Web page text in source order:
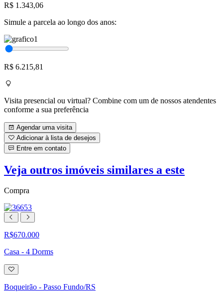
R$ 1.343,06
Simule a parcela ao longo dos anos:
R$ 6.215,81
Visita presencial ou virtual? Combine com um de nossos atendentes
conforme a sua preferência
Agendar uma visita
Adicionar à lista de desejos
Entre em contato
Veja outros imóveis similares a este
Compra
R$670.000
Casa - 4 Dorms
Adicionar
à
lista
de
Boqueirão - Passo Fundo/RS